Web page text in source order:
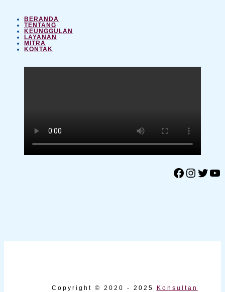
BERANDA
TENTANG
KEUNGGULAN
LAYANAN
MITRA
KONTAK
Facebook Instagram Twitter YouTube
Copyright © 2020 - 2025
Konsultan